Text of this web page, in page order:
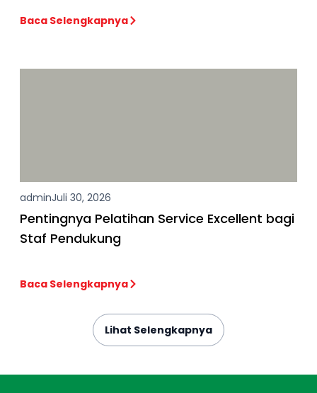
Baca Selengkapnya
adminJuli 30, 2026
Pentingnya Pelatihan Service Excellent bagi
Staf Pendukung
Baca Selengkapnya
Lihat Selengkapnya